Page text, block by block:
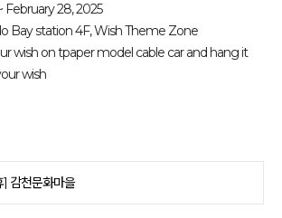
February 28, 2025
Bay station 4F, Wish Theme Zone
wish on tpaper model cable car and hang it
wish
] 감천문화마을